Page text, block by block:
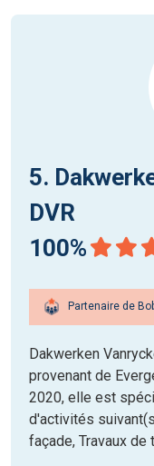
5.
DVR
100%
Partenaire de
Dakwerken
provenant de
2020, elle est
d'activités
façade, Travaux de